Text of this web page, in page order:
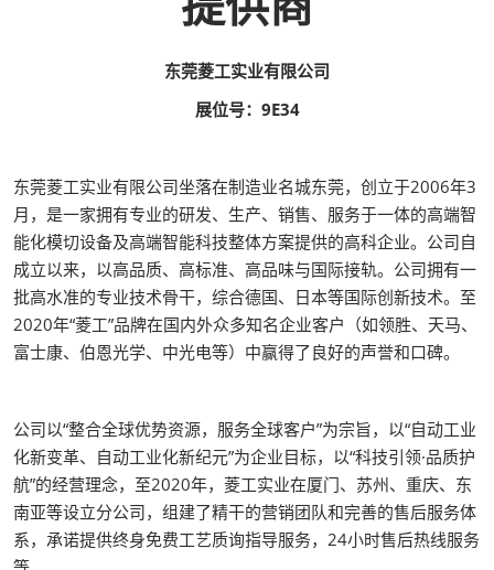
东莞菱工实业有限公司
展位号：9E34
东莞菱工实业有限公司坐落在制造业名城东莞，创立于2006年3
月，是一家拥有专业的研发、生产、销售、服务于一体的高端智
能化模切设备及高端智能科技整体方案提供的高科企业。公司自
成立以来，以高品质、高标准、高品味与国际接轨。公司拥有一
批高水准的专业技术骨干，综合德国、日本等国际创新技术。至
2020年“菱工”品牌在国内外众多知名企业客户（如领胜、天马、
富士康、伯恩光学、中光电等）中赢得了良好的声誉和口碑。
公司以“整合全球优势资源，服务全球客户”为宗旨，以“自动工业
化新变革、自动工业化新纪元”为企业目标，以“科技引领·品质护
航”的经营理念，至2020年，菱工实业在厦门、苏州、重庆、东
南亚等设立分公司，组建了精干的营销团队和完善的售后服务体
系，承诺提供终身免费工艺质询指导服务，24小时售后热线服务